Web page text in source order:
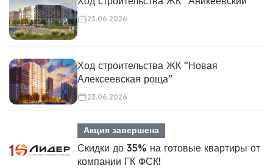
23.06.2026
Ход строительства ЖК "Новая
Алексеевская роща"
23.06.2026
Акция завершена
Скидки до 35% на готовые квартиры от
компании ГК ФСК!